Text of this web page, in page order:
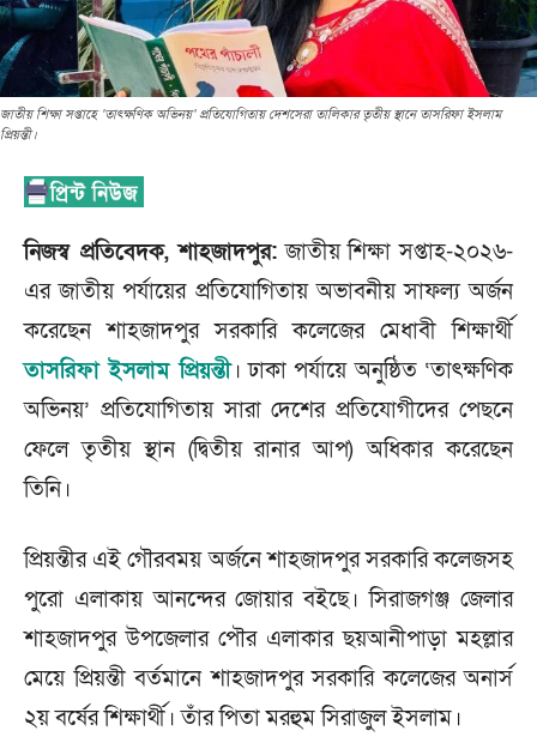
জাতীয় শিক্ষা সপ্তাহে ‘তাৎক্ষণিক অভিনয়’ প্রতিযোগিতায় দেশসেরা তালিকার তৃতীয় স্থানে তাসরিফা ইসলাম
প্রিয়ন্তী।
নিজস্ব প্রতিবেদক, শাহজাদপুর: জাতীয় শিক্ষা সপ্তাহ-২০২৬-
এর জাতীয় পর্যায়ের প্রতিযোগিতায় অভাবনীয় সাফল্য অর্জন
করেছেন শাহজাদপুর সরকারি কলেজের মেধাবী শিক্ষার্থী
তাসরিফা ইসলাম প্রিয়ন্তী। ঢাকা পর্যায়ে অনুষ্ঠিত ‘তাৎক্ষণিক
অভিনয়’ প্রতিযোগিতায় সারা দেশের প্রতিযোগীদের পেছনে
ফেলে তৃতীয় স্থান (দ্বিতীয় রানার আপ) অধিকার করেছেন
তিনি।
প্রিয়ন্তীর এই গৌরবময় অর্জনে শাহজাদপুর সরকারি কলেজসহ
পুরো এলাকায় আনন্দের জোয়ার বইছে। সিরাজগঞ্জ জেলার
শাহজাদপুর উপজেলার পৌর এলাকার ছয়আনীপাড়া মহল্লার
মেয়ে প্রিয়ন্তী বর্তমানে শাহজাদপুর সরকারি কলেজের অনার্স
২য় বর্ষের শিক্ষার্থী। তাঁর পিতা মরহুম সিরাজুল ইসলাম।